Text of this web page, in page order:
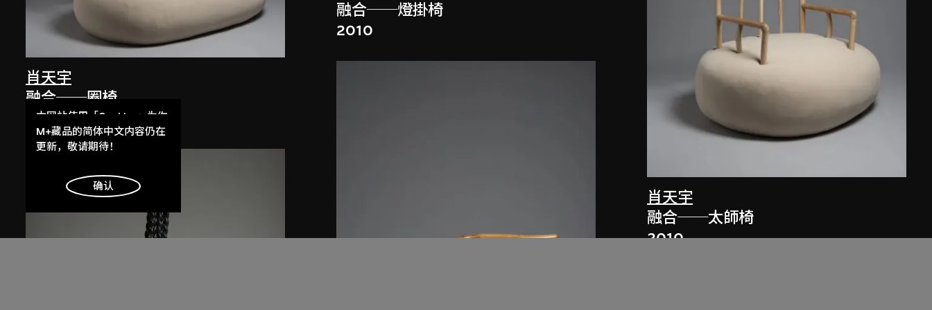
肖天宇
融合──圈椅
2010
融合──燈掛椅
2010
肖天宇
融合──太師椅
2010
本网站使用「Cookies」为你
提供最好的网站体验。
了解更多
明白
M+藏品的简体中文内容仍在
更新，敬请期待！
确认